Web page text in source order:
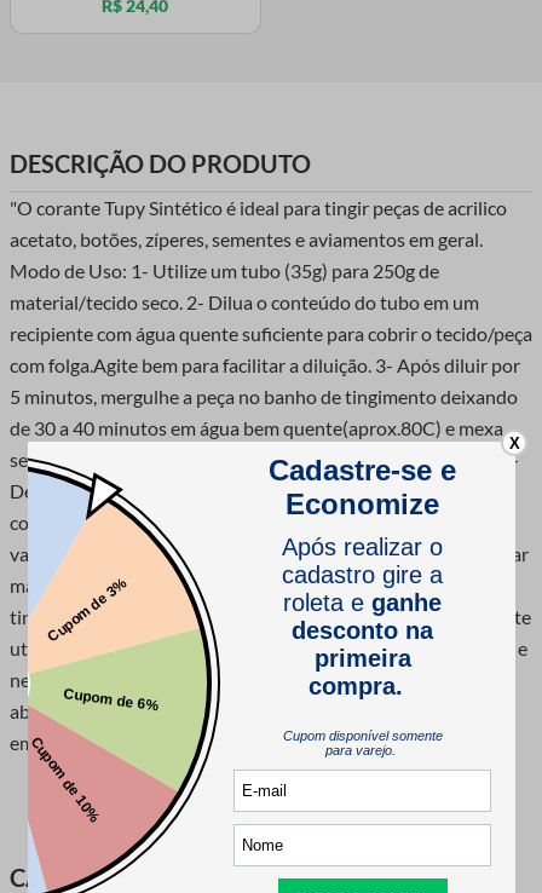
R$ 24,40
DESCRIÇÃO DO PRODUTO
"O corante Tupy Sintético é ideal para tingir peças de acrilico
acetato, botões, zíperes, sementes e aviamentos em geral.
Modo de Uso: 1- Utilize um tubo (35g) para 250g de
material/tecido seco. 2- Dilua o conteúdo do tubo em um
recipiente com água quente suficiente para cobrir o tecido/peça
com folga.Agite bem para facilitar a diluição. 3- Após diluir por
5 minutos, mergulhe a peça no banho de tingimento deixando
de 30 a 40 minutos em água bem quente(aprox.80C) e mexa
sempre para evitar manchas. Utilize um bastão de madeira.. 4-
Depois do tempo de tingimento, enxague a peça em água
corrente e em seguida coloque para centrifugar ou secar no
varal, sempre à sombra. OBS: 1) Dilua corretamente para evitar
manchas em forma de pontinhos e não deixe o material a ser
tingido, apertado no banho e/ou sofrendo atrito com recipiente
utilizado. 2) Não utilizar materiais cortantes para abrir o tubo e
nem force a abertura com qualquer objeto. O frasco pode ser
aberto apertando o tubo a baixo da tampa e circundando a
embalagem até a tampa se soltar."
CARACTERÍSTICAS DO PRODUTO
X